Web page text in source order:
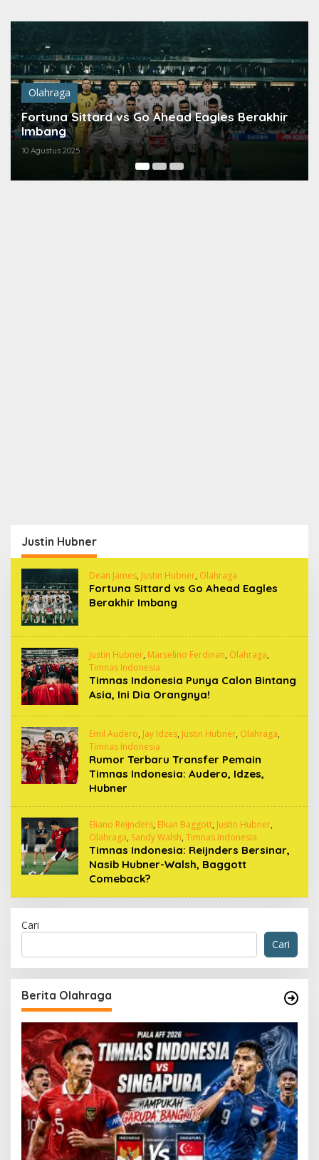
Olahraga
Fortuna Sittard vs Go Ahead Eagles Berakhir
Imbang
10 Agustus 2025
Justin Hubner
Dean James, Justin Hubner, Olahraga
Fortuna Sittard vs Go Ahead Eagles
Berakhir Imbang
Justin Hubner, Marselino Ferdinan, Olahraga,
Timnas Indonesia
Timnas Indonesia Punya Calon Bintang
Asia, Ini Dia Orangnya!
Emil Audero, Jay Idzes, Justin Hubner, Olahraga,
Timnas Indonesia
Rumor Terbaru Transfer Pemain
Timnas Indonesia: Audero, Idzes,
Hubner
Eliano Reijnders, Elkan Baggott, Justin Hubner,
Olahraga, Sandy Walsh, Timnas Indonesia
Timnas Indonesia: Reijnders Bersinar,
Nasib Hubner-Walsh, Baggott
Comeback?
Cari
Cari
Berita Olahraga